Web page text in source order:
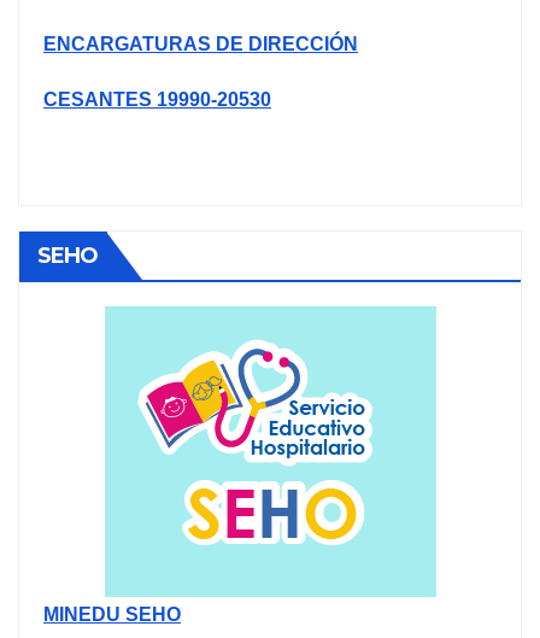
ENCARGATURAS DE DIRECCIÓN
CESANTES 19990-20530
SEHO
MINEDU SEHO